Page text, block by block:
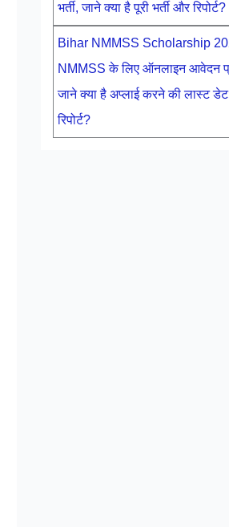
भर्ती, जाने क्या है पूरी भर्ती और रिपोर्ट?
Bihar NMMSS Scholarship
NMMSS के लिए ऑनलाइन आवेदन
जाने क्या है अप्लाई करने की लास्ट
रिपोर्ट?